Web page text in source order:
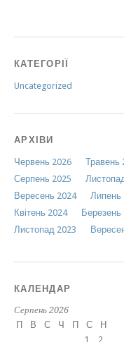
КАТЕГОРІЇ
Uncategorized
АРХІВИ
Червень 2026 Травень
Серпень 2025
Вересень 2024
Липень
Квітень 2024
Березень
Листопад 2023
КАЛЕНДАР
Серпень 2026
П
В С Ч П С Н
1
2